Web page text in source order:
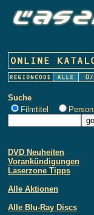
Suche
Filmtitel
Person
DVD Neuheiten
Vorankündigungen
Laserzone Tipps
Alle Aktionen
Alle Blu-Ray Discs